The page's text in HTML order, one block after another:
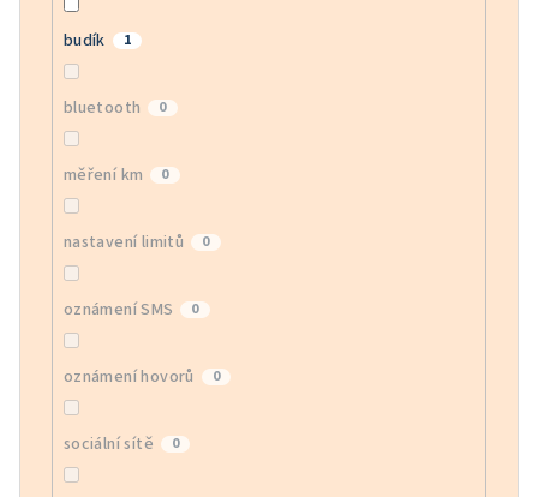
budík 1
bluetooth 0
měření km 0
nastavení limitů 0
oznámení SMS 0
oznámení hovorů 0
sociální sítě 0